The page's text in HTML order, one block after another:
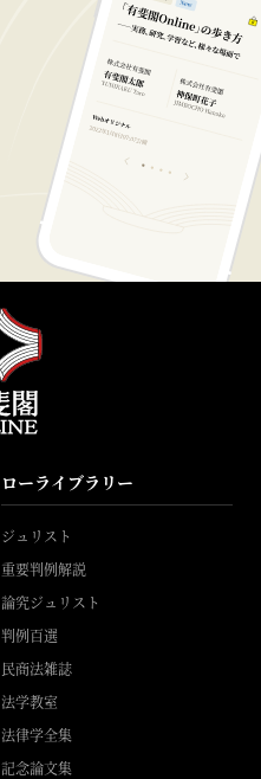
ローライブラリー
ジュリスト
重要判例解説
論究ジュリスト
判例百選
民商法雑誌
法学教室
法律学全集
記念論文集